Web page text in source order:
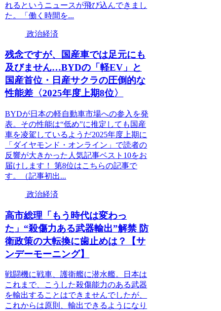
れるというニュースが飛び込んできまし
た。「働く時間を...
政治経済
残念ですが、国産車では足元にも
及びません…BYDの「軽EV」と
国産首位・日産サクラの圧倒的な
性能差〈2025年度上期8位〉
BYDが日本の軽自動車市場への参入を発
表。その性能は“低め”に推定しても国産
車を凌駕しているようだ2025年度上期に
「ダイヤモンド・オンライン」で読者の
反響が大きかった人気記事ベスト10をお
届けします！ 第8位はこちらの記事で
す。（記事初出...
政治経済
高市総理「もう時代は変わっ
た」“殺傷力ある武器輸出”解禁 防
衛政策の大転換に歯止めは？【サ
ンデーモーニング】
戦闘機に戦車、護衛艦に潜水艦。日本は
これまで、こうした殺傷能力のある武器
を輸出することはできませんでしたが、
これからは原則、輸出できるようになり